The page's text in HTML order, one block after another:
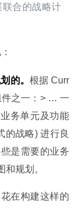
合的战略计
的。 根据 Curr
件之一：> … 一
务单元及功能
的战略) 进行良
是需要的业务
规划。
在构建这样的